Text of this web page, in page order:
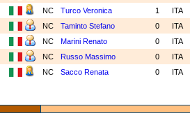
NC Turco Veronica 1 ITA
NC Taminto Stefano 0 ITA
NC Marini Renato 0 ITA
NC Russo Massimo 0 ITA
NC Sacco Renata 0 ITA